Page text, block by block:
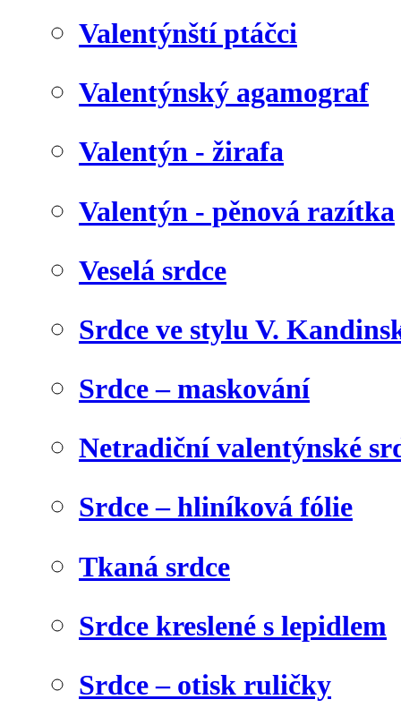
Valentýnští ptáčci
Valentýnský agamograf
Valentýn - žirafa
Valentýn - pěnová razítka
Veselá srdce
Srdce ve stylu V.
Srdce – maskování
Netradiční valentýnské
Srdce – hliníková fólie
Tkaná srdce
Srdce kreslené s lepidlem
Srdce – otisk ruličky